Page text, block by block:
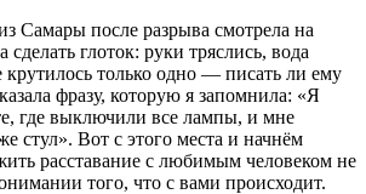
Самары после разрыва смотрела на
глоток: руки тряслись, вода
крутилось только одно — писать ли ему
фразу, которую я запомнила: «Я
где выключили все лампы, и мне
стул». Вот с этого места и начнём
расставание с любимым человеком не
того, что с вами происходит.